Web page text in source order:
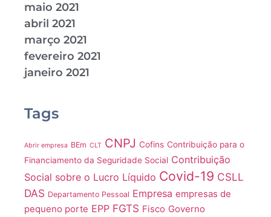
maio 2021
abril 2021
março 2021
fevereiro 2021
janeiro 2021
Tags
Abrir empresa BEm CLT CNPJ Cofins Contribuição para o
Financiamento da Seguridade Social Contribuição
Social sobre o Lucro Líquido Covid-19 CSLL
DAS Departamento Pessoal Empresa empresas de
pequeno porte EPP FGTS Fisco Governo